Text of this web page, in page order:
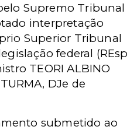
Supremo Tribunal
interpretação
Superior Tribunal
federal (REsp
TEORI ALBINO
DJe de
submetido ao